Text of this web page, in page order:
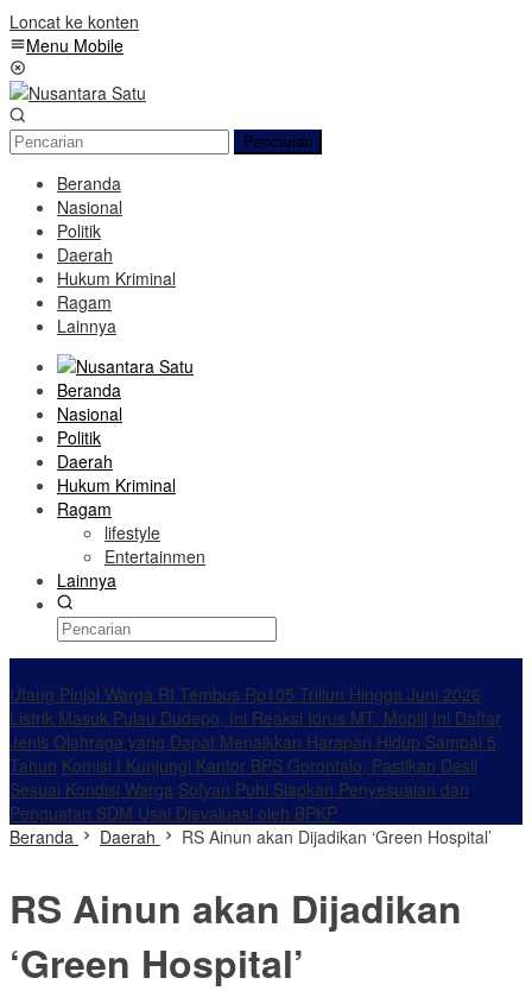
Loncat ke konten
Menu Mobile
Pencarian
Beranda
Nasional
Politik
Daerah
Hukum Kriminal
Ragam
Lainnya
Beranda
Nasional
Politik
Daerah
Hukum Kriminal
Ragam
lifestyle
Entertainmen
Lainnya
Utang Pinjol Warga RI Tembus Rp105 Triliun Hingga Juni 2026
Listrik Masuk Pulau Dudepo, Ini Reaksi Idrus MT. Mopili Ini Daftar
Jenis Olahraga yang Dapat Menaikkan Harapan Hidup Sampai 5
Tahun Komisi I Kunjungi Kantor BPS Gorontalo, Pastikan Desil
Sesuai Kondisi Warga Sofyan Puhi Siapkan Penyesuaian dan
Penguatan SDM Usai Dievaluasi oleh BPKP
Beranda
Daerah RS Ainun akan Dijadikan ‘Green Hospital’
RS Ainun akan Dijadikan
‘Green Hospital’